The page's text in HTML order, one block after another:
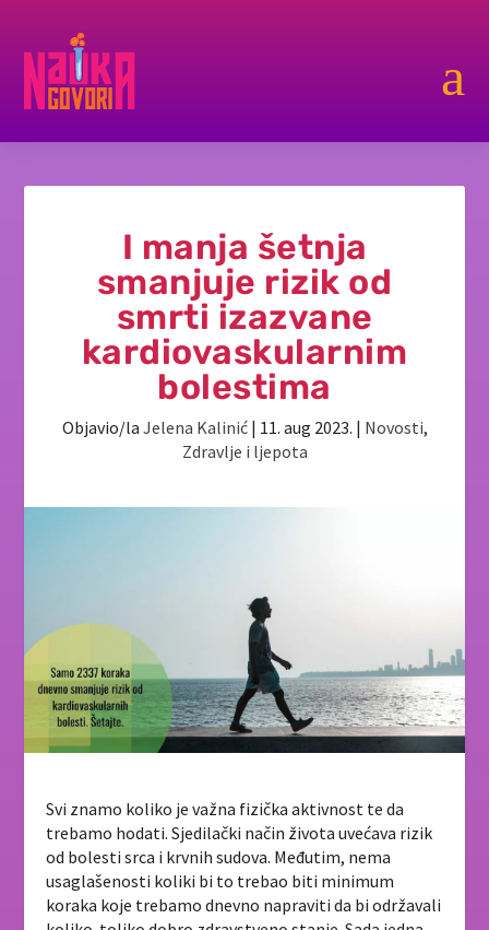
a
I manja šetnja
smanjuje rizik od
smrti izazvane
kardiovaskularnim
bolestima
Objavio/la Jelena Kalinić| 11. aug 2023. | Novosti,
Zdravlje i ljepota
Svi znamo koliko je važna fizička aktivnost te da
trebamo hodati. Sjedilački način života uvećava rizik
od bolesti srca i krvnih sudova. Međutim, nema
usaglašenosti koliki bi to trebao biti minimum
koraka koje trebamo dnevno napraviti da bi održavali